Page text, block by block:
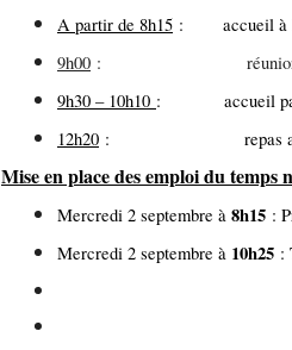
A partir de 8h15 : accueil à
9h00 : réunion plénière
9h30 – 10h10 : accueil par les
12h20 : repas au
Mise en place des emploi du temps
Mercredi 2 septembre à 8h15 :
Mercredi 2 septembre à 10h25 :